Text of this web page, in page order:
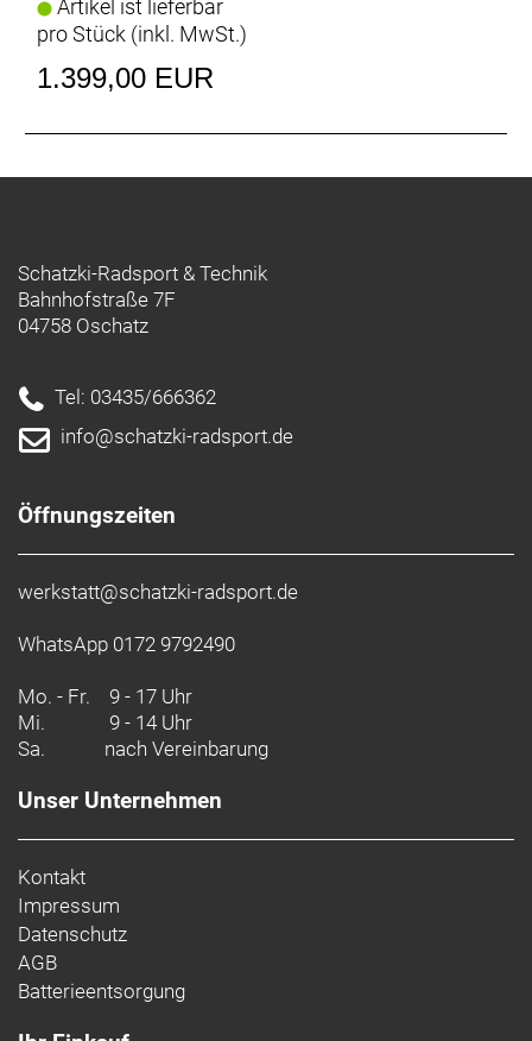
Artikel ist lieferbar
pro Stück (inkl. MwSt.)
1.399,00 EUR
Schatzki-Radsport & Technik
Bahnhofstraße 7F
04758 Oschatz
Tel: 03435/666362
info@schatzki-radsport.de
Öffnungszeiten
werkstatt@schatzki-radsport.de
WhatsApp 0172 9792490
Mo. - Fr. 9 - 17 Uhr
Mi.
9 - 14 Uhr
Sa.
nach Vereinbarung
Unser Unternehmen
Kontakt
Impressum
Datenschutz
AGB
Batterieentsorgung